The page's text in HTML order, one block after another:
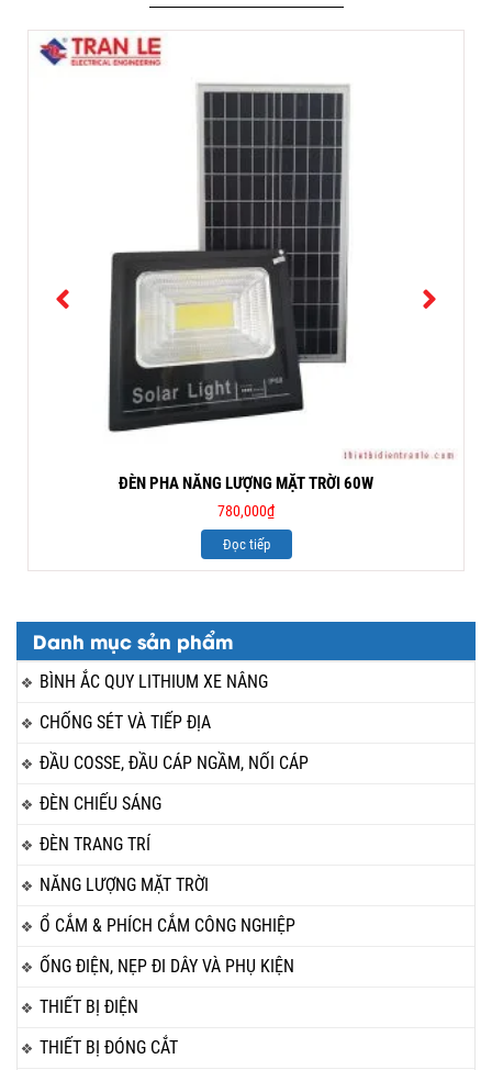
Danh mục sản phẩm
BÌNH ẮC QUY LITHIUM XE NÂNG
CHỐNG SÉT VÀ TIẾP ĐỊA
ĐẦU COSSE, ĐẦU CÁP NGẦM, NỐI CÁP
ĐÈN CHIẾU SÁNG
ĐÈN TRANG TRÍ
NĂNG LƯỢNG MẶT TRỜI
Ổ CẮM & PHÍCH CẮM CÔNG NGHIỆP
ỐNG ĐIỆN, NẸP ĐI DÂY VÀ PHỤ KIỆN
THIẾT BỊ ĐIỆN
THIẾT BỊ ĐÓNG CẮT
ĐÈN PHA NĂNG LƯỢNG MẶT TRỜI 60W
780,000₫
Đọc tiếp